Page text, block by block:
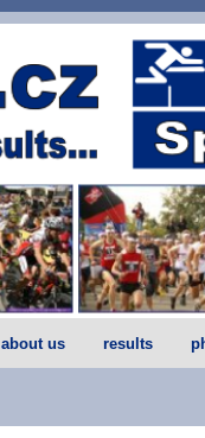
about us results